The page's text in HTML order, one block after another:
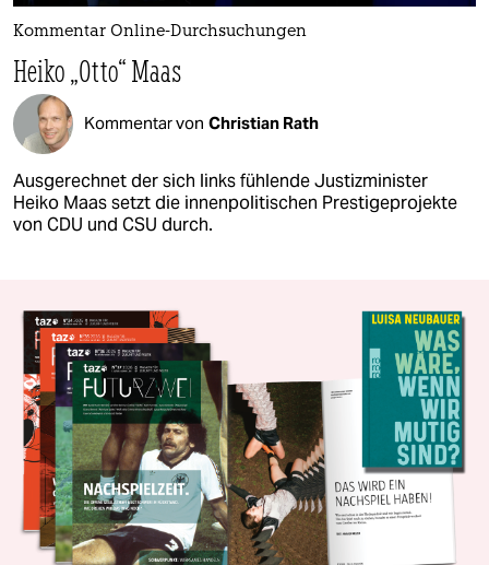
Kommentar Online-Durchsuchungen
Heiko „Otto“ Maas
Kommentar von Christian Rath
Ausgerechnet der sich links fühlende Justizminister
Heiko Maas setzt die innenpolitischen Prestigeprojekte
von CDU und CSU durch.